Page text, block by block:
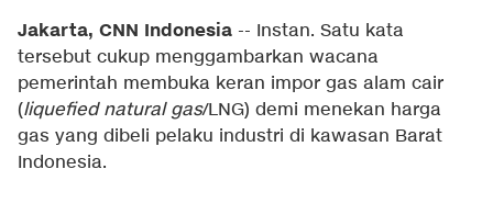
Jakarta, CNN Indonesia -- Instan. Satu kata
tersebut cukup menggambarkan wacana
pemerintah membuka keran impor gas alam cair
(liquefied natural gas/LNG) demi menekan harga
gas yang dibeli pelaku industri di kawasan Barat
Indonesia.